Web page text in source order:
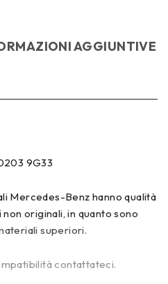
AGGIUNTIVE
9G33
Mercedes-Benz hanno qualità
originali, in quanto sono
superiori.
contattateci.